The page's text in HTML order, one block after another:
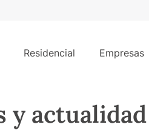
Residencial Empresas
y actualidad